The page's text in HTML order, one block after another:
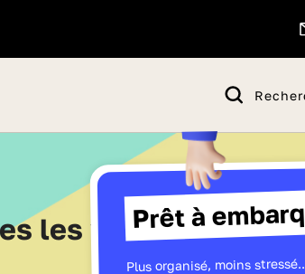
Prêt à
Plus organisé, moins
les vidéos de